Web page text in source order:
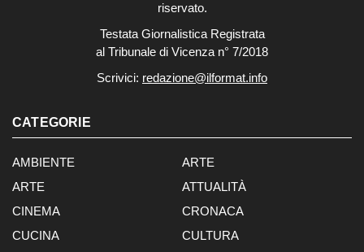
riservato.
Testata Giornalistica Registrata
al Tribunale di Vicenza n° 7/2018
Scrivici: redazione@ilformat.info
CATEGORIE
AMBIENTE
ARTE
ARTE
ATTUALITÀ
CINEMA
CRONACA
CUCINA
CULTURA